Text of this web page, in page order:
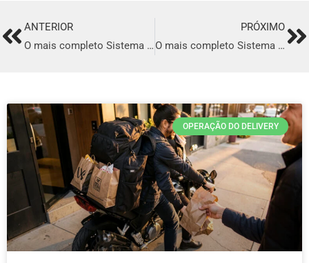
PrevANTERIOR
O mais completo Sistema para Delivery em Mariana
PRÓXIMO
O mais completo Sistema para Delivery em Três Pontas
OPERAÇÃO DO DELIVERY